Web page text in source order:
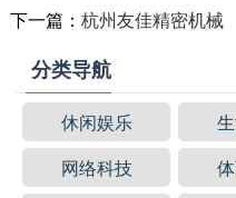
下一篇： 杭州友佳精密机械
分类导航
休闲娱乐
网络科技